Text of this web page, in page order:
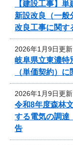
【建設工事】
新設改良（一
改良工事に関す
2026年1月9日更新
岐阜県立東濃特
（単価契約）
2026年1月9日更新
令和8年度森林
する電気の調達
告